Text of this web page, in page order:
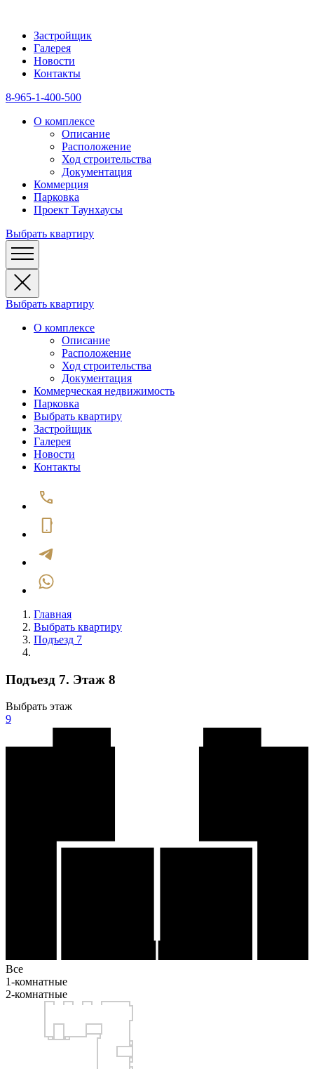
Застройщик
Галерея
Новости
Контакты
8-965-1-400-500
О комплексе
Описание
Расположение
Ход строительства
Документация
Коммерция
Парковка
Проект Таунхаусы
Выбрать квартиру
Выбрать квартиру
О комплексе
Описание
Расположение
Ход строительства
Документация
Коммерческая недвижимость
Парковка
Выбрать квартиру
Застройщик
Галерея
Новости
Контакты
Главная
Выбрать квартиру
Подъезд 7
Подъезд 7. Этаж 8
Выбрать этаж
9
Все
1-комнатные
2-комнатные